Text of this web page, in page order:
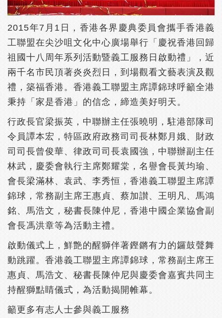
2015年7月1日，香港各界慶典委員會攜手香港義
工聯盟在尖沙咀文化中心廣場舉行「慶祝香港回歸
祖國十八周年系列活動暨義工服務日啟動禮」，近
兩千名市民頂著炎炎烈日，到場觀看文藝表演及觀
禮，築福香港。香港義工聯盟主席譚錦球呼籲全港
秉持「家是香港」的信念，締造美好明天。
行政長官梁振英，中聯辦主任張曉明，駐港部隊司
令員譚本宏，特區政府政務司司長林鄭月娥、財政
司司長曾俊華、律政司司長袁國強，中聯辦副主任
林武，慶委會執行主席鄭耀棠，名譽會長黃均瑜、
會長梁滿林、袁武、李秀恒，香港義工聯盟主席譚
錦球，常務副主席王惠貞、蔡加讃、王明凡、馬鴻
銘、馬浩文，秘書長陳仲尼，香港中國企業協會副
會長馮洪章等為活動主禮。
啟動儀式上，鮮艶的醒獅伴著鏗鏘有力的鑼鼓聲舞
動跳躍。香港義工聯盟主席譚錦球，常務副主席王
惠貞、馬浩文、秘書長陳仲尼與慶委會嘉賓共同主
持醒獅點睛儀式，為活動揭開帷幕。
籲更多有志人士參與義工服務